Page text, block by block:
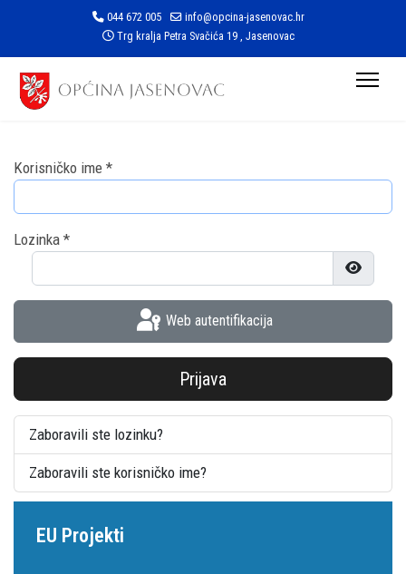
044 672 005
info@opcina-jasenovac.hr
Trg kralja Petra Svačića 19 , Jasenovac
Korisničko ime *
Lozinka *
Prikaži
Web autentifikacija
Prijava
Zaboravili ste lozinku?
Zaboravili ste korisničko ime?
EU Projekti